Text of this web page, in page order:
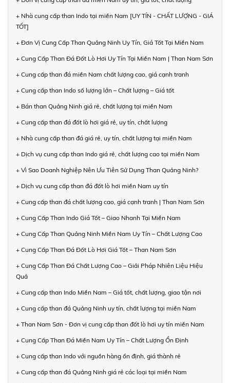
+ Nhà cung cấp than Indo tại miền Nam [UY TÍN - CHẤT LƯỢNG - GIÁ
TỐT]
+ Đơn Vị Cung Cấp Than Quảng Ninh Uy Tín, Giá Tốt Tại Miền Nam
+ Cung Cấp Than Đá Đốt Lò Hơi Uy Tín Tại Miền Nam | Than Nam Sơn
+ Cung cấp than đá miền Nam chất lượng cao, giá cạnh tranh
+ Cung cấp than Indo số lượng lớn – Chất lượng – Giá tốt
+ Bán than Quảng Ninh giá rẻ, chất lượng tại miền Nam
+ Cung cấp than đá đốt lò hơi giá rẻ, uy tín, chất lượng
+ Nhà cung cấp than đá giá rẻ, uy tín, chất lượng tại miền Nam
+ Dịch vụ cung cấp than Indo giá rẻ, chất lượng cao tại miền Nam
+ Vì Sao Doanh Nghiệp Nên Ưu Tiên Sử Dụng Than Quảng Ninh?
+ Dịch vụ cung cấp than đá đốt lò hơi miền Nam uy tín
+ Cung cấp than đá chất lượng cao, giá cạnh tranh | Than Nam Sơn
+ Cung Cấp Than Indo Giá Tốt – Giao Nhanh Tại Miền Nam
+ Cung Cấp Than Quảng Ninh Miền Nam Uy Tín – Chất Lượng Cao
+ Cung Cấp Than Đá Đốt Lò Hơi Giá Tốt – Than Nam Sơn
+ Cung Cấp Than Đá Chất Lượng Cao – Giải Pháp Nhiên Liệu Hiệu
Quả
+ Cung cấp than Indo Miền Nam – Giá tốt, chất lượng, giao tận nơi
+ Cung cấp than đá Quảng Ninh uy tín, chất lượng tại miền Nam
+ Than Nam Sơn - Đơn vị cung cấp than đốt lò hơi uy tín miền Nam
+ Cung Cấp Than Đá Miền Nam Uy Tín – Chất Lượng Ổn Định
+ Cung cấp than Indo với nguồn hàng ổn định, giá thành rẻ
+ Cung cấp than đá Quảng Ninh giá rẻ các loại tại miền Nam